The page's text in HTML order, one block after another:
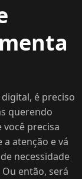
é preciso
querendo
precisa
atenção e vá
necessidade
então, será